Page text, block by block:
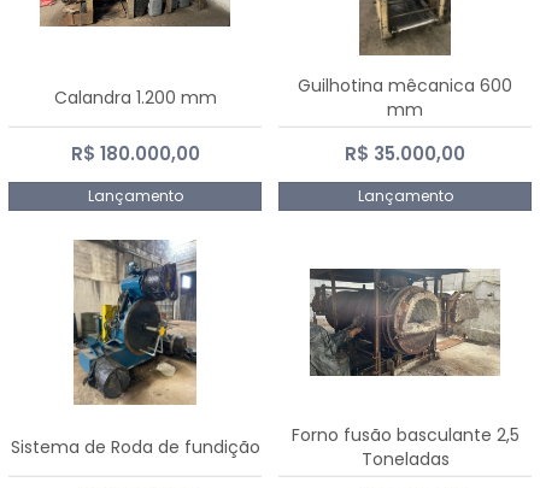
Calandra 1.200 mm
R$ 180.000,00
Lançamento
Guilhotina mêcanica 600
mm
R$ 35.000,00
Lançamento
Sistema de Roda de fundição
Forno fusão basculante 2,5
Toneladas